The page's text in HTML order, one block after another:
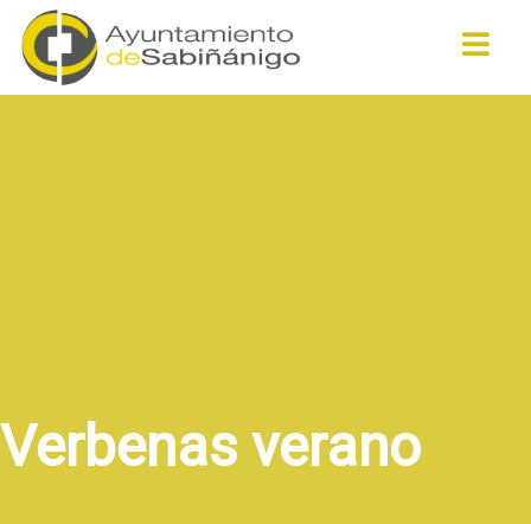
Verbenas verano